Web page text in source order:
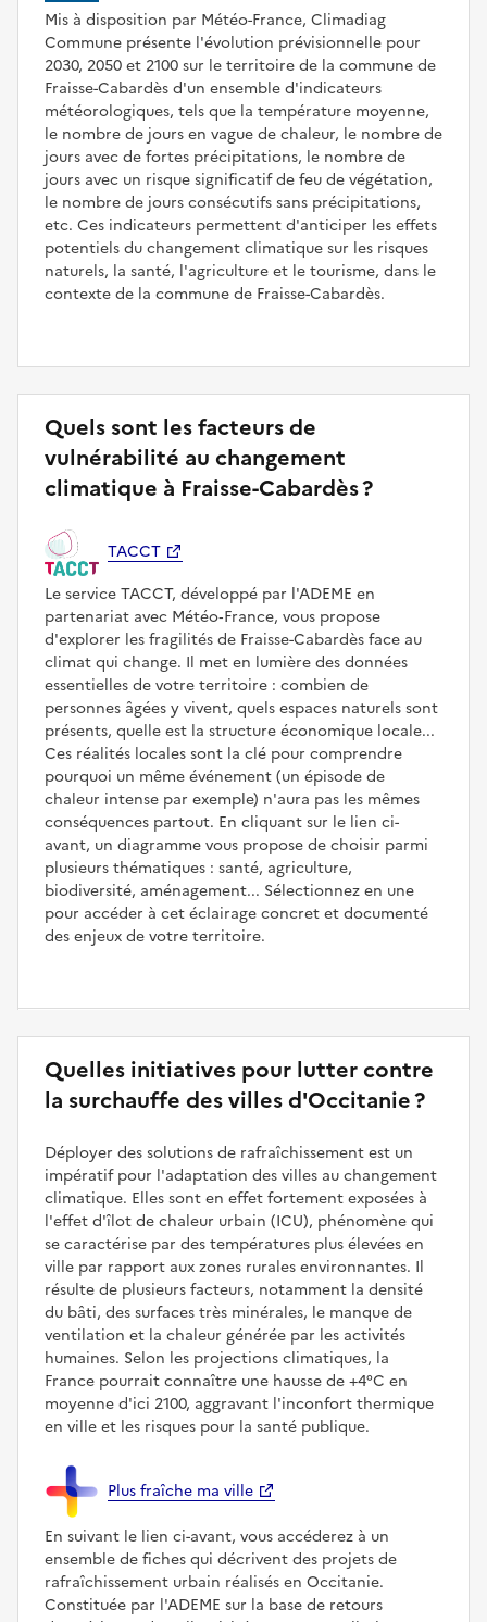
Mis à disposition par Météo-France, Climadiag
Commune présente l'évolution prévisionnelle pour
2030, 2050 et 2100 sur le territoire de la commune de
Fraisse-Cabardès d'un ensemble d'indicateurs
météorologiques, tels que la température moyenne,
le nombre de jours en vague de chaleur, le nombre de
jours avec de fortes précipitations, le nombre de
jours avec un risque significatif de feu de végétation,
le nombre de jours consécutifs sans précipitations,
etc. Ces indicateurs permettent d'anticiper les effets
potentiels du changement climatique sur les risques
naturels, la santé, l'agriculture et le tourisme, dans le
contexte de la commune de Fraisse-Cabardès.
Quels sont les facteurs de
vulnérabilité au changement
climatique à Fraisse-Cabardès ?
TACCT
Le service TACCT, développé par l'ADEME en
partenariat avec Météo‑France, vous propose
d'explorer les fragilités de Fraisse-Cabardès face au
climat qui change. Il met en lumière des données
essentielles de votre territoire : combien de
personnes âgées y vivent, quels espaces naturels sont
présents, quelle est la structure économique locale...
Ces réalités locales sont la clé pour comprendre
pourquoi un même événement (un épisode de
chaleur intense par exemple) n'aura pas les mêmes
conséquences partout. En cliquant sur le lien ci-
avant, un diagramme vous propose de choisir parmi
plusieurs thématiques : santé, agriculture,
biodiversité, aménagement... Sélectionnez en une
pour accéder à cet éclairage concret et documenté
des enjeux de votre territoire.
Quelles initiatives pour lutter contre
la surchauffe des villes d'Occitanie ?
Déployer des solutions de rafraîchissement est un
impératif pour l'adaptation des villes au changement
climatique. Elles sont en effet fortement exposées à
l'effet d'îlot de chaleur urbain (ICU), phénomène qui
se caractérise par des températures plus élevées en
ville par rapport aux zones rurales environnantes. Il
résulte de plusieurs facteurs, notamment la densité
du bâti, des surfaces très minérales, le manque de
ventilation et la chaleur générée par les activités
humaines. Selon les projections climatiques, la
France pourrait connaître une hausse de +4°C en
moyenne d'ici 2100, aggravant l'inconfort thermique
en ville et les risques pour la santé publique.
Plus fraîche ma ville
En suivant le lien ci-avant, vous accéderez à un
ensemble de fiches qui décrivent des projets de
rafraîchissement urbain réalisés en Occitanie.
Constituée par l'ADEME sur la base de retours